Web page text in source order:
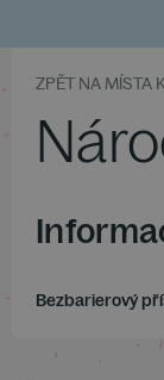
ZPĚT NA MÍSTA
Bezbarierový